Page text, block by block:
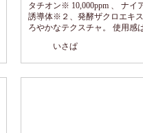
タチオン※ 10,000ppm 、 ナイ
誘導体※２、発酵ザクロエキ
ろやかなテクスチャ。 使用感
キリしながら、濃厚に肌にな
ンダルウッドの絶妙にブレン
香りが、心地いいです。大好
いさぱ